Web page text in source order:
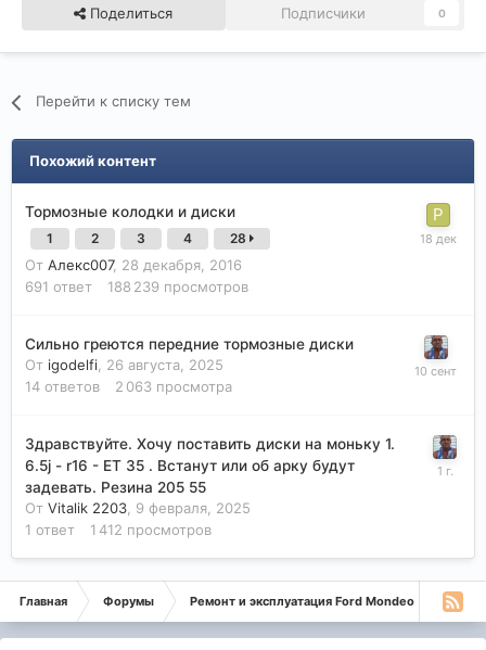
Поделиться Подписчики 0
Перейти к списку тем
Похожий контент
Тормозные колодки и диски
1 2 3 4 28
От Алекс007, 28 декабря, 2016
691 ответ 188 239 просмотров
Сильно греются передние тормозные диски
От igodelfi, 26 августа, 2025
14 ответов 2 063 просмотра
Здравствуйте. Хочу поставить диски на моньку 1.
6.5j - r16 - ET 35 . Встанут или об арку будут
задевать. Резина 205 55
От Vitalik 2203, 9 февраля, 2025
1 ответ 1 412 просмотров
Главная Форумы Ремонт и эксплуатация Ford Mondeo